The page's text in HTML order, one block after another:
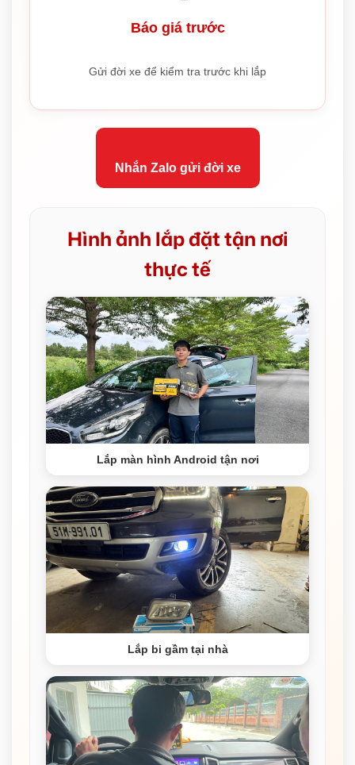
Báo giá trước
Gửi đời xe để kiểm tra trước khi lắp
Nhắn Zalo gửi đời xe
Hình ảnh lắp đặt tận nơi
thực tế
Lắp màn hình Android tận nơi
Lắp bi gầm tại nhà